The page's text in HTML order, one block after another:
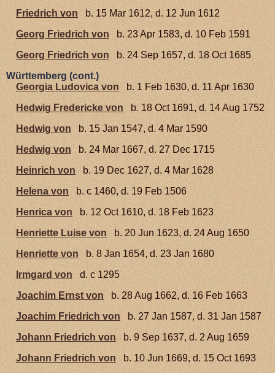
Friedrich von
b. 15 Mar 1612, d. 12 Jun 1612
Georg Friedrich von
b. 23 Apr 1583, d. 10 Feb 1591
Georg Friedrich von
b. 24 Sep 1657, d. 18 Oct 1685
Württemberg (cont.)
Georgia Ludovica von
b. 1 Feb 1630, d. 11 Apr 1630
Hedwig Fredericke von
b. 18 Oct 1691, d. 14 Aug 1752
Hedwig von
b. 15 Jan 1547, d. 4 Mar 1590
Hedwig von
b. 24 Mar 1667, d. 27 Dec 1715
Heinrich von
b. 19 Dec 1627, d. 4 Mar 1628
Helena von
b. c 1460, d. 19 Feb 1506
Henrica von
b. 12 Oct 1610, d. 18 Feb 1623
Henriette Luise von
b. 20 Jun 1623, d. 24 Aug 1650
Henriette von
b. 8 Jan 1654, d. 23 Jan 1680
Irmgard von
d. c 1295
Joachim Ernst von
b. 28 Aug 1662, d. 16 Feb 1663
Joachim Friedrich von
b. 27 Jan 1587, d. 31 Jan 1587
Johann Friedrich von
b. 9 Sep 1637, d. 2 Aug 1659
Johann Friedrich von
b. 10 Jun 1669, d. 15 Oct 1693